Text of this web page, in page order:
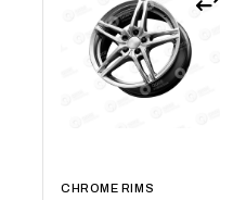
CHROME RIMS